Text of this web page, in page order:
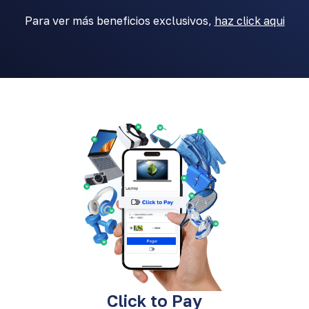
Conoce más
Para ver más beneficios exclusivos, haz click aqui
Click to Pay